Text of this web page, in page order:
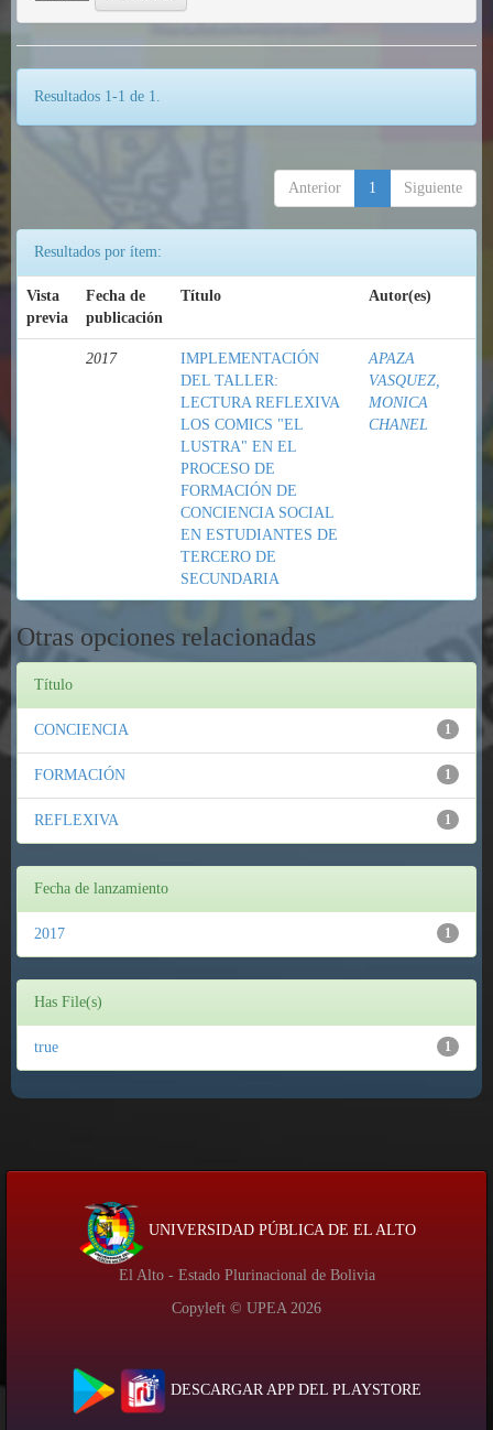
Resultados 1-1 de 1.
Anterior 1 Siguiente
Resultados por ítem:
Vista
previa
Fecha de
publicación
Título Autor(es)
2017
IMPLEMENTACIÓN
DEL TALLER:
LECTURA REFLEXIVA
LOS COMICS "EL
LUSTRA" EN EL
PROCESO DE
FORMACIÓN DE
CONCIENCIA SOCIAL
EN ESTUDIANTES DE
TERCERO DE
SECUNDARIA
APAZA
VASQUEZ,
MONICA
CHANEL
Otras opciones relacionadas
Título
1
CONCIENCIA
1
FORMACIÓN
1
REFLEXIVA
Fecha de lanzamiento
1
2017
Has File(s)
1
true
UNIVERSIDAD PÚBLICA DE EL ALTO
El Alto - Estado Plurinacional de Bolivia
Copyleft © UPEA 2026
DESCARGAR APP DEL PLAYSTORE